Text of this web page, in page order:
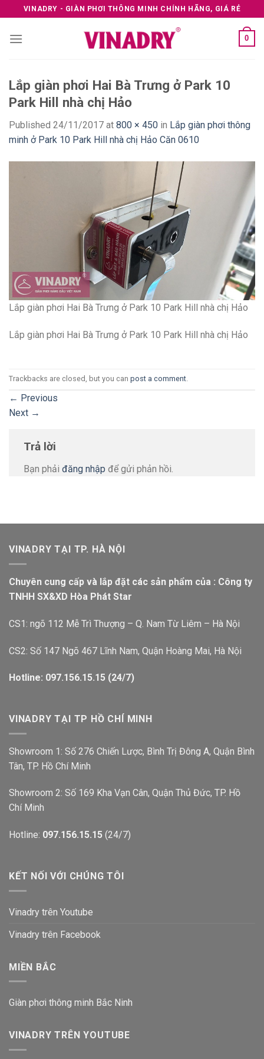
to
content
VINADRY - GIÀN PHƠI THÔNG MINH CHÍNH HÃNG, GIÁ RẺ
0
Lắp giàn phơi Hai Bà Trưng ở Park 10
Park Hill nhà chị Hảo
Published 24/11/2017 at 800 × 450 in Lắp giàn phơi thông
minh ở Park 10 Park Hill nhà chị Hảo Căn 0610
Lắp giàn phơi Hai Bà Trưng ở Park 10 Park Hill nhà chị Hảo
Lắp giàn phơi Hai Bà Trưng ở Park 10 Park Hill nhà chị Hảo
Trackbacks are closed, but you can post a comment.
← Previous
Next →
Trả lời
Bạn phải đăng nhập để gửi phản hồi.
VINADRY TẠI TP. HÀ NỘI
Chuyên cung cấp và lắp đặt các sản phẩm của : Công ty
TNHH SX&XD Hòa Phát Star
CS1: ngõ 112 Mễ Trì Thượng – Q. Nam Từ Liêm – Hà Nội
CS2: Số 147 Ngõ 467 Lĩnh Nam, Quận Hoàng Mai, Hà Nội
Hotline: 097.156.15.15 (24/7)
VINADRY TẠI TP HỒ CHÍ MINH
Showroom 1: Số 276 Chiến Lược, Bình Trị Đông A, Quận Bình
Tân, TP. Hồ Chí Minh
Showroom 2: Số 169 Kha Vạn Cân, Quận Thủ Đức, TP. Hồ
Chí Minh
Hotline: 097.156.15.15 (24/7)
KẾT NỐI VỚI CHÚNG TÔI
Vinadry trên Youtube
Vinadry trên Facebook
MIỀN BẮC
Giàn phơi thông minh Bắc Ninh
VINADRY TRÊN YOUTUBE